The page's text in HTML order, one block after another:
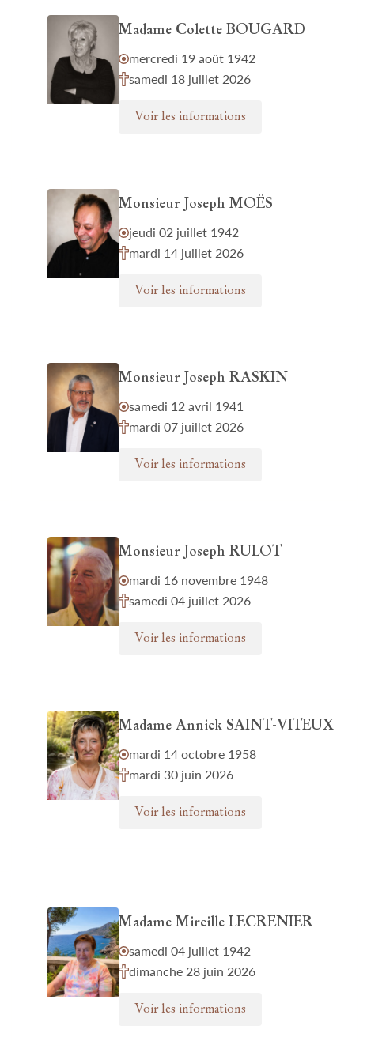
Madame Colette BOUGARD
mercredi 19 août 1942
samedi 18 juillet 2026
Voir les informations
Monsieur Joseph MOËS
jeudi 02 juillet 1942
mardi 14 juillet 2026
Voir les informations
Monsieur Joseph RASKIN
samedi 12 avril 1941
mardi 07 juillet 2026
Voir les informations
Monsieur Joseph RULOT
mardi 16 novembre 1948
samedi 04 juillet 2026
Voir les informations
Madame Annick SAINT-VITEUX
mardi 14 octobre 1958
mardi 30 juin 2026
Voir les informations
Madame Mireille LECRENIER
samedi 04 juillet 1942
dimanche 28 juin 2026
Voir les informations